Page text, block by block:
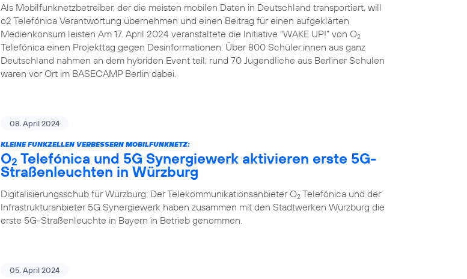
Als Mobilfunknetzbetreiber, der die meisten mobilen Daten in Deutschland transportiert, will
o2 Telefónica Verantwortung übernehmen und einen Beitrag für einen aufgeklärten
Medienkonsum leisten Am 17. April 2024 veranstaltete die Initiative “WAKE UP!” von O2
Telefónica einen Projekttag gegen Desinformationen. Über 800 Schüler:innen aus ganz
Deutschland nahmen an dem hybriden Event teil; rund 70 Jugendliche aus Berliner Schulen
waren vor Ort im BASECAMP Berlin dabei.
08. April 2024
KLEINE FUNKZELLEN VERBESSERN MOBILFUNKNETZ:
O2 Telefónica und 5G Synergiewerk aktivieren erste 5G-
Straßenleuchten in Würzburg
Digitalisierungsschub für Würzburg: Der Telekommunikationsanbieter O2 Telefónica und der
Infrastrukturanbieter 5G Synergiewerk haben zusammen mit den Stadtwerken Würzburg die
erste 5G-Straßenleuchte in Bayern in Betrieb genommen.
05. April 2024